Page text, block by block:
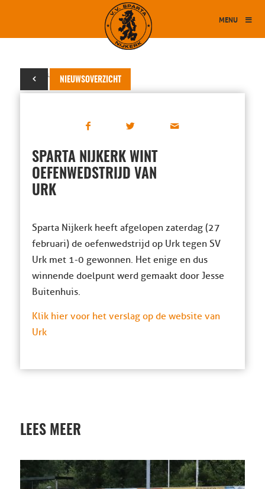
MENU
NIEUWSOVERZICHT
29 februari 2016
SPARTA NIJKERK WINT
OEFENWEDSTRIJD VAN
URK
Sparta Nijkerk heeft afgelopen zaterdag (27
februari) de oefenwedstrijd op Urk tegen SV
Urk met 1-0 gewonnen. Het enige en dus
winnende doelpunt werd gemaakt door Jesse
Buitenhuis.
Klik hier voor het verslag op de website van
Urk
LEES MEER